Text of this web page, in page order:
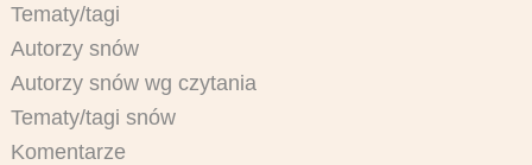
Tematy/tagi
Autorzy snów
Autorzy snów wg czytania
Tematy/tagi snów
Komentarze